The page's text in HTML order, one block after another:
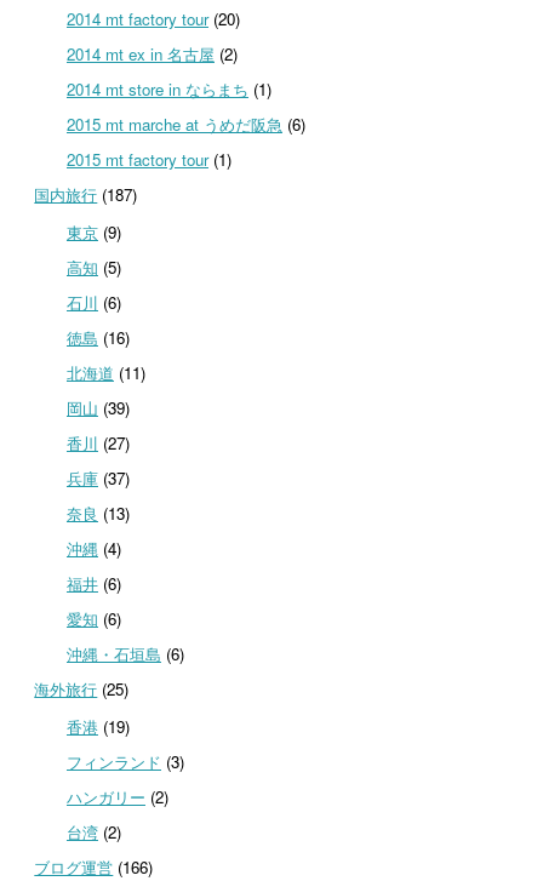
2014 mt factory tour(20)
2014 mt ex in 名古屋 (2)
2014 mt store in ならまち (1)
2015 mt marche at うめだ阪急 (6)
2015 mt factory tour(1)
国内旅行 (187)
東京(9)
高知 (5)
石川 (6)
徳島 (16)
北海道 (11)
岡山 (39)
香川 (27)
兵庫(37)
奈良 (13)
沖縄(4)
福井(6)
愛知 (6)
沖縄・石垣島 (6)
海外旅行 (25)
香港(19)
フィンランド (3)
ハンガリー (2)
台湾(2)
ブログ運営 (166)